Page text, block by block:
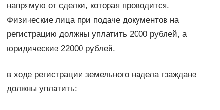
напрямую от сделки, которая проводится.
Физические лица при подаче документов на
регистрацию должны уплатить 2000 рублей, а
юридические 22000 рублей.
в ходе регистрации земельного надела граждане
должны уплатить: